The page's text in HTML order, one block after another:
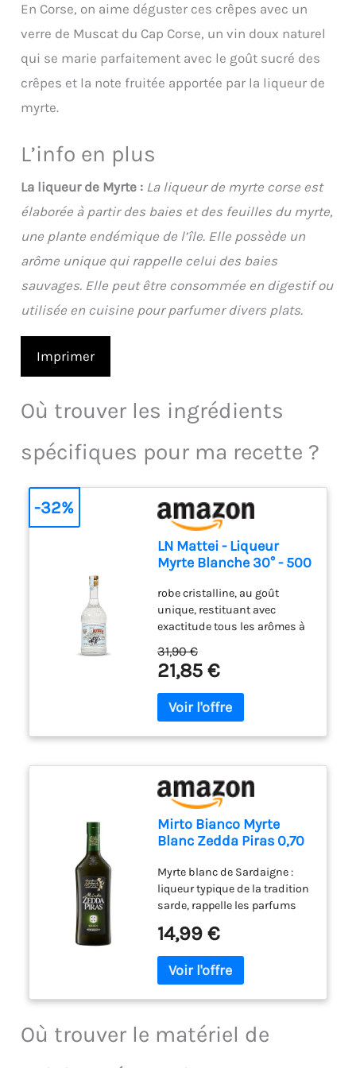
En Corse, on aime déguster ces crêpes avec un
verre de Muscat du Cap Corse, un vin doux naturel
qui se marie parfaitement avec le goût sucré des
crêpes et la note fruitée apportée par la liqueur de
myrte.
L’info en plus
La liqueur de Myrte : La liqueur de myrte corse est
élaborée à partir des baies et des feuilles du myrte,
une plante endémique de l’île. Elle possède un
arôme unique qui rappelle celui des baies
sauvages. Elle peut être consommée en digestif ou
utilisée en cuisine pour parfumer divers plats.
Imprimer
Où trouver les ingrédients
spécifiques pour ma recette ?
LN Mattei - Liqueur
Myrte Blanche 30° - 500
robe cristalline, au goût
unique, restituant avec
exactitude tous les arômes à
la fois fruités et
rafraîchissants ainsi que
toutes les nuances olfactives
du myrte.
31,90 €
21,85 €
-32%
Mirto Bianco Myrte
Blanc Zedda Piras 0,70
Myrte blanc de Sardaigne :
liqueur typique de la tradition
sarde, rappelle les parfums
diffusés dans l'air du vent de
Maestrale Méthode de
production : grâce à une
longue période d'infusion
d'alcool, les feuilles de myrte
sauvage sarde cédent
naturellement leurs arômes
14,99 €
Où trouver le matériel de